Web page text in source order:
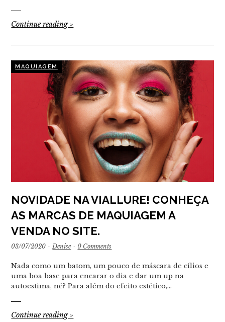
Continue reading»
MAQUIAGEM
NOVIDADE NA VIALLURE! CONHEÇA
AS MARCAS DE MAQUIAGEM A
VENDA NO SITE.
03/07/2020 · Denise · 0 Comments
Nada como um batom, um pouco de máscara de cílios e
uma boa base para encarar o dia e dar um up na
autoestima, né? Para além do efeito estético,…
Continue reading»